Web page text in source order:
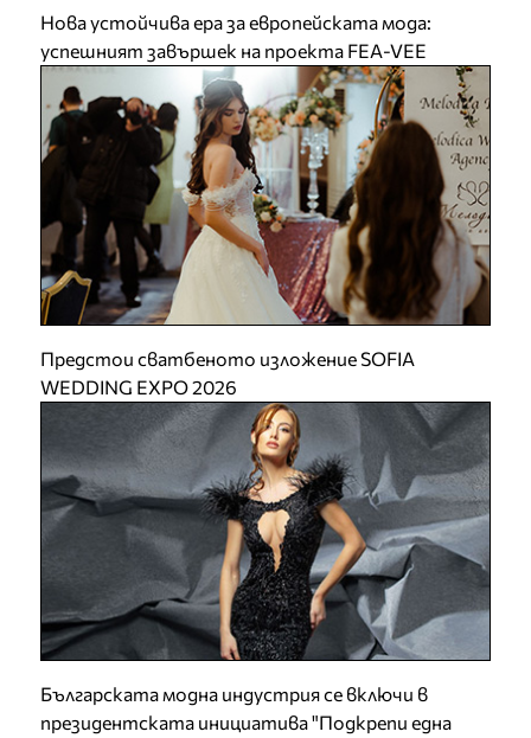
Нова устойчива ера за европейската мода:
успешният завършек на проекта FEA-VEE
Предстои сватбеното изложение SOFIA
WEDDING EXPO 2026
Българската модна индустрия се включи в
президентската инициатива "Подкрепи една